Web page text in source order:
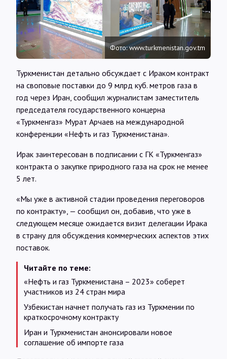
Карты
О нас
@Infotek_Russia
Фото: www.turkmenistan.gov.tm
Туркменистан детально обсуждает с Ираком контракт
на своповые поставки до 9 млрд куб. метров газа в
год через Иран, сообщил журналистам заместитель
председателя государственного концерна
«Туркменгаз» Мурат Арчаев на международной
конференции «Нефть и газ Туркменистана».
Ирак заинтересован в подписании с ГК «Туркменгаз»
контракта о закупке природного газа на срок не менее
5 лет.
«Мы уже в активной стадии проведения переговоров
по контракту», — сообщил он, добавив, что уже в
следующем месяце ожидается визит делегации Ирака
в страну для обсуждения коммерческих аспектов этих
поставок.
Читайте по теме:
«Нефть и газ Туркменистана – 2023» соберет
участников из 24 стран мира
Узбекистан начнет получать газ из Туркмении по
краткосрочному контракту
Иран и Туркменистан анонсировали новое
соглашение об импорте газа